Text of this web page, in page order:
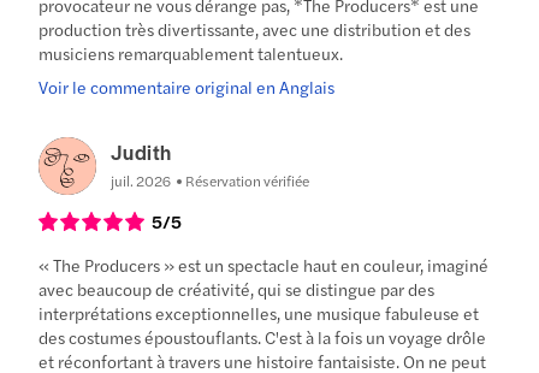
production très divertissante, avec une distribution et des
musiciens remarquablement talentueux.
Voir le commentaire original en Anglais
Judith
juil. 2026 Réservation vérifiée
5/5
« The Producers » est un spectacle haut en couleur, imaginé
avec beaucoup de créativité, qui se distingue par des
interprétations exceptionnelles, une musique fabuleuse et
des costumes époustouflants. C'est à la fois un voyage drôle
et réconfortant à travers une histoire fantaisiste. On ne peut